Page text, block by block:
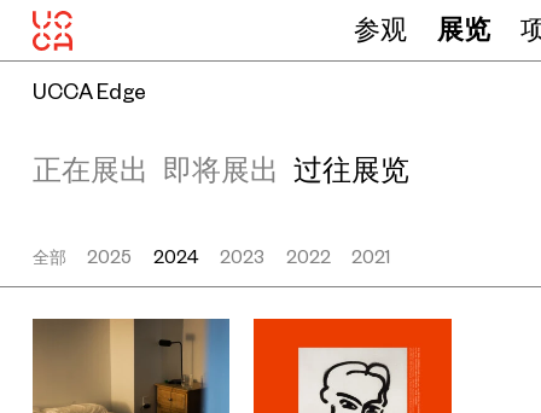
参观 展览
UCCA Edge
正在展出 即将展出 过往展览
全部 2025 2024 2023 2022 2021